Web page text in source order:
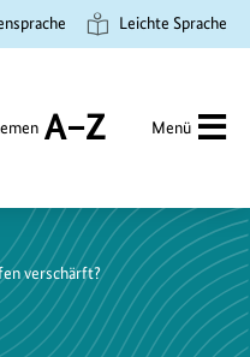
Leichte Sprache
Menü
verschärft?